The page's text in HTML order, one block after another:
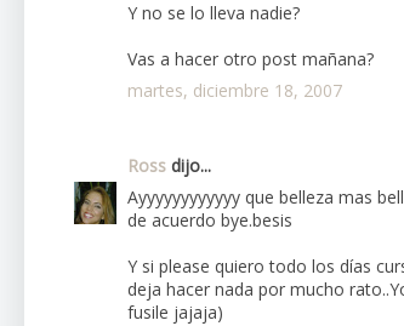
Y no se lo lleva nadie?
Vas a hacer otro post mañana?
martes, diciembre 18, 2007
Ross dijo...
Ayyyyyyyyyyyy que belleza mas
de acuerdo bye.besis
Y si please quiero todo los días
deja hacer nada por mucho
fusile jajaja)